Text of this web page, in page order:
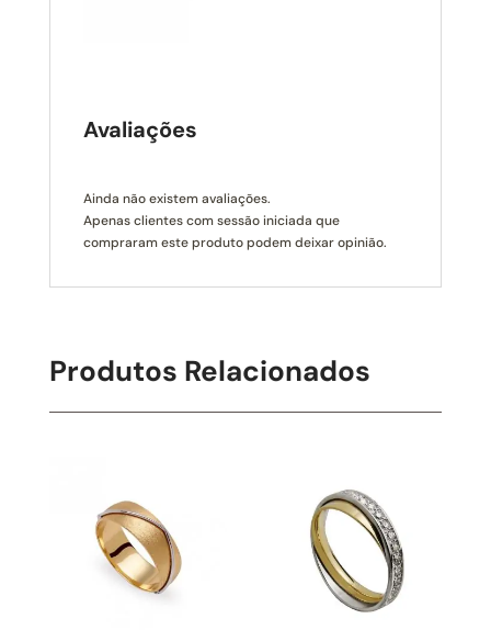
Avaliações
Ainda não existem avaliações.
Apenas clientes com sessão iniciada que
compraram este produto podem deixar opinião.
Produtos Relacionados